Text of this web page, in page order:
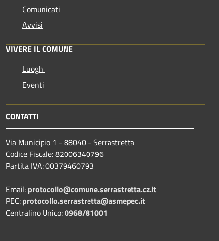
Comunicati
Avvisi
VIVERE IL COMUNE
Luoghi
Eventi
CONTATTI
Via Municipio 1 - 88040 - Serrastretta
Codice Fiscale: 82006340796
Partita IVA: 00379460793
Email: protocollo@comune.serrastretta.cz.it
PEC: protocollo.serrastretta@asmepec.it
Centralino Unico:0968/81001